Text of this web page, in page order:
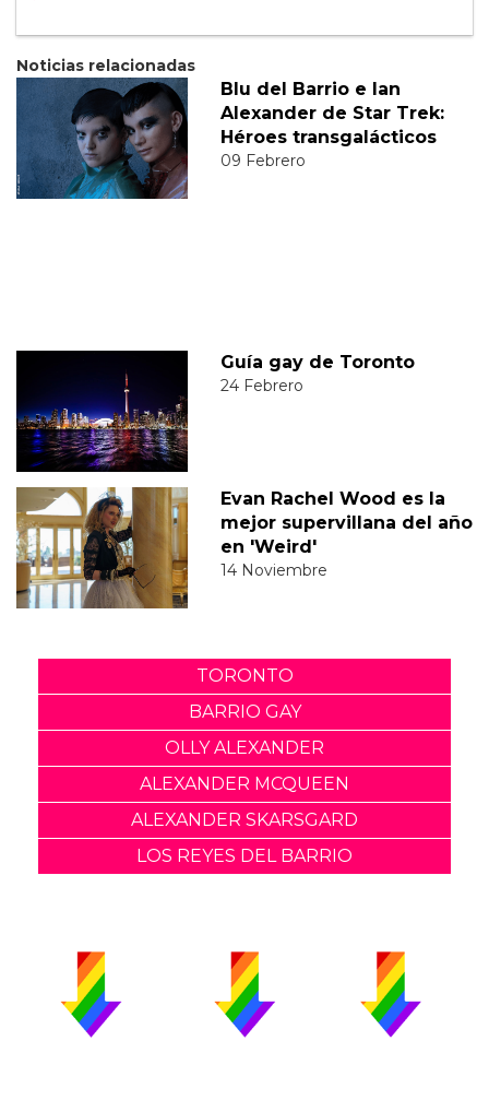
Noticias relacionadas
Blu del Barrio e Ian
Alexander de Star Trek:
Héroes transgalácticos
09 Febrero
Guía gay de Toronto
24 Febrero
Evan Rachel Wood es la
mejor supervillana del año
en 'Weird'
14 Noviembre
TORONTO
BARRIO GAY
OLLY ALEXANDER
ALEXANDER MCQUEEN
ALEXANDER SKARSGARD
LOS REYES DEL BARRIO